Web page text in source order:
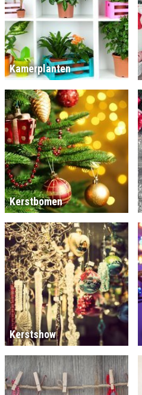
Kamerplanten
Kerstbomen
Kerstshow